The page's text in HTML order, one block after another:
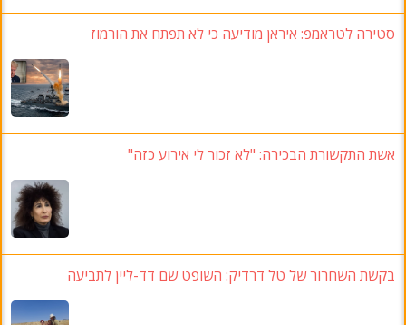
סטירה לטראמפ: איראן מודיעה כי לא תפתח את הורמוז
אשת התקשורת הבכירה: "לא זכור לי אירוע כזה"
בקשת השחרור של טל דרדיק: השופט שם דד-ליין לתביעה